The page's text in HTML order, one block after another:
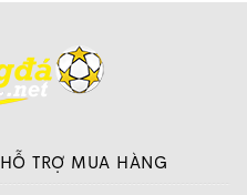
HỖ TRỢ MUA HÀNG